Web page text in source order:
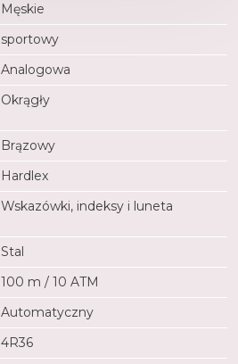
Męskie
sportowy
Analogowa
Okrągły
Brązowy
Hardlex
Wskazówki, indeksy i luneta
Stal
100 m / 10 ATM
Automatyczny
4R36